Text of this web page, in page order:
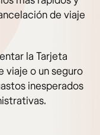
de viaje
la Tarjeta
viaje o un seguro
inesperados